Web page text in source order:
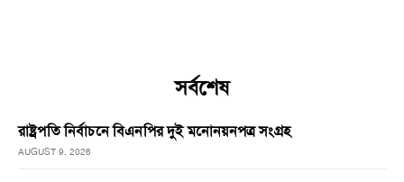
সর্বশেষ
রাষ্ট্রপতি নির্বাচনে বিএনপির দুই মনোনয়নপত্র সংগ্রহ
AUGUST 9, 2026